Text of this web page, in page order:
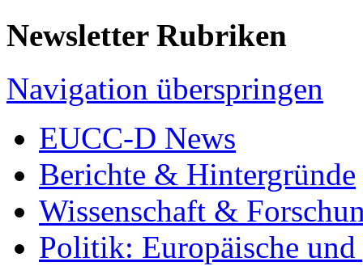
Newsletter Rubriken
Navigation überspringen
EUCC-D News
Berichte & Hintergründe
Wissenschaft &
Politik: Europäische